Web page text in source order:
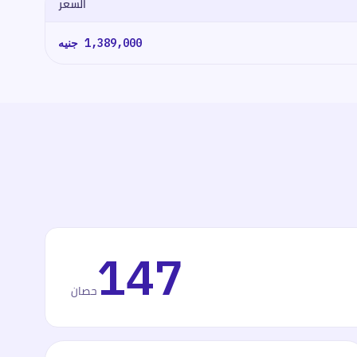
1,389,000 جنيه
147حصان